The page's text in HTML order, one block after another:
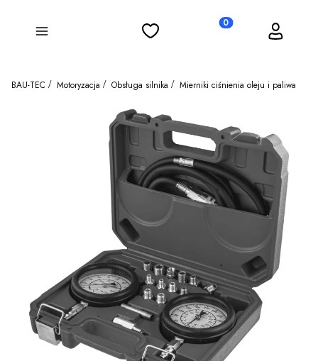
Menu Ulubione Produkty w koszyku:
Koszyk Zaloguj się
BAU-TEC Motoryzacja Obsługa silnika Mierniki ciśnienia oleju i paliwa